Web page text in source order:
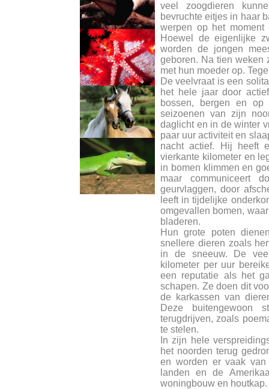
veel zoogdieren
bevruchte eitjes in haar
werpen op het moment
Hoewel de eigenlijke
worden de jongen
geboren. Na tien weken
met hun moeder op.
De veelvraat is een
het hele jaar door
bossen, bergen en op
seizoenen van zijn
daglicht en in de winter
paar uur activiteit en
nacht actief. Hij heeft
vierkante kilometer en
in bomen klimmen en
maar communiceert
geurvlaggen, door
leeft in tijdelijke
omgevallen bomen,
bladeren.
Hun grote poten
snellere dieren zoals
in de sneeuw. De
kilometer per uur
een reputatie als het
schapen. Ze doen dit
de karkassen van
Deze buitengewoon
terugdrijven, zoals
te stelen.
In zijn hele
het noorden terug
en worden er vaak
landen en de
woningbouw en houtkap.